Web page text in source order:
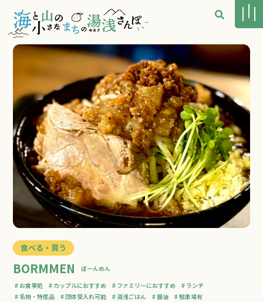
食べる・買う
BORMMEN
ぼーんめん
お食事処
カップルにおすすめ ファミリーにおすすめ
ランチ
名物・特産品
団体受入れ可能 湯浅ごはん 醤油 駐車場有